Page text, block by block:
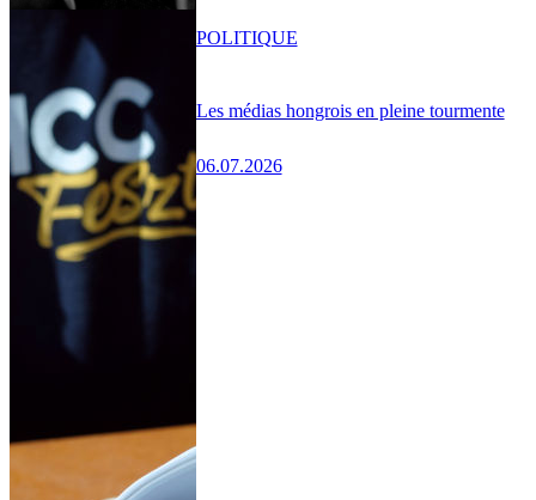
Les médias hongrois en pleine tourmente
06.07.2026
POLITIQUE